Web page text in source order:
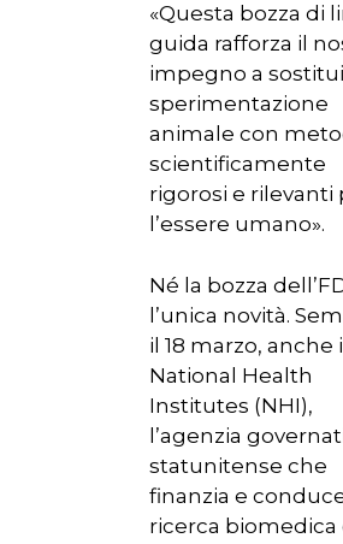
«Questa bozza di
guida rafforza il
impegno a
sperimentazione
animale con
scientificamente
rigorosi e rilevanti
l’essere umano».
Né la bozza
l’unica novità.
il 18 marzo, anche i
National Health
Institutes (NHI),
l’agenzia
statunitense che
finanzia e
ricerca biomedica